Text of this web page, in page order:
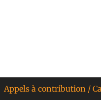
Appels à contribution /